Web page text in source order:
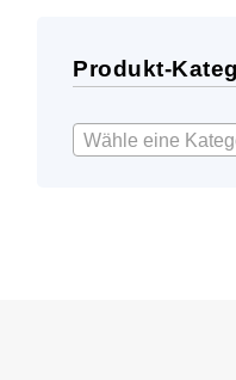
Produkt-
Wähle eine